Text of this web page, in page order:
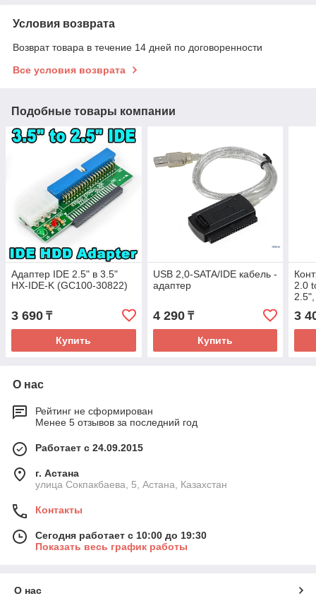
Условия возврата
Возврат товара в течение 14 дней по договоренности
Все условия возврата
Подобные товары компании
Адаптер IDE 2.5" в 3.5"
HX-IDE-K (GC100-30822)
3 690 ₸
Купить
USB 2,0-SATA/IDE кабель -
адаптер
4 290₸
Купить
2.0
3
О нас
Рейтинг не сформирован
Менее 5 отзывов за последний год
Работает с 24.09.2015
г. Астана
улица Сокпакбаева, 5, Астана, Казахстан
Контакты
Сегодня работает с 10:00 до 19:30
Показать весь график работы
О нас